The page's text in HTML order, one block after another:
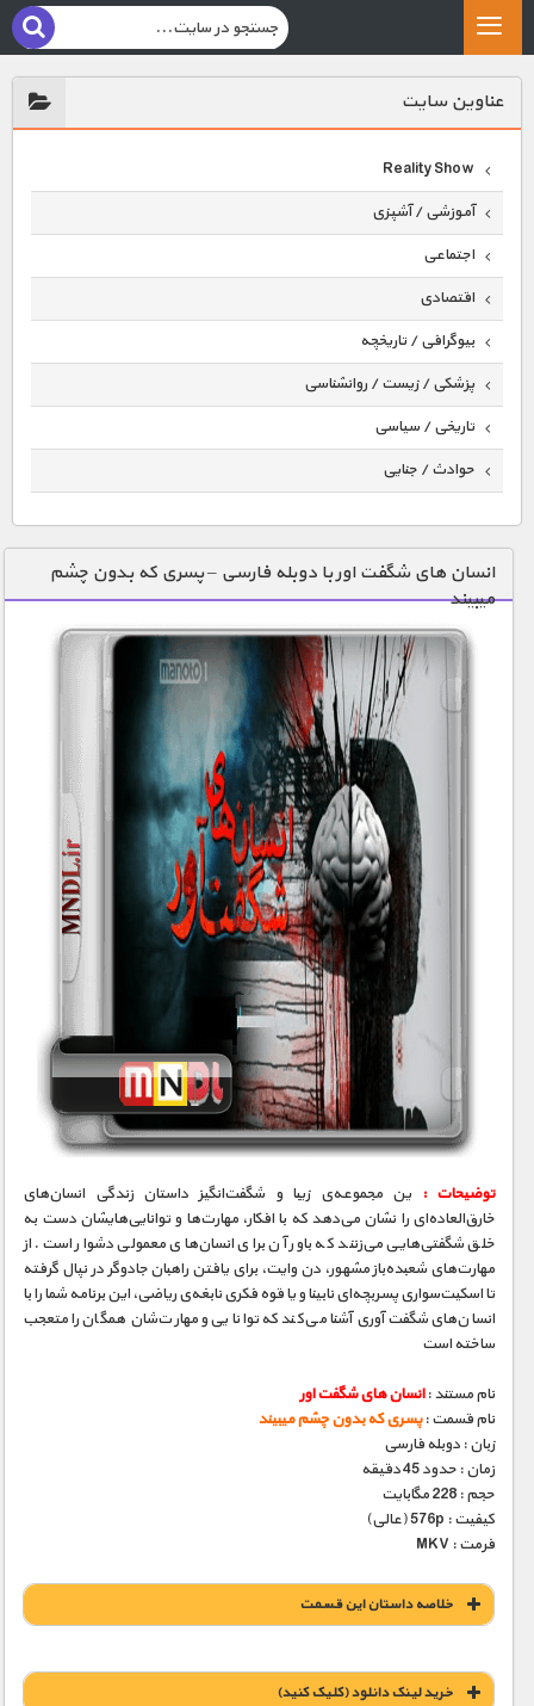
عناوين سايت
Reality Show
آموزشی / آشپزی
اجتماعی
اقتصادی
بیوگرافی / تاریخچه
پزشکی / زیست / روانشناسی
تاریخی / سیاسی
حوادث / جنایی
دنیای خوراکی ها
زمین شناسی / محیط زیست
سازه/ معماری/ مهندسی
سرگرمی
شناخت کودکان
علم و فناوری
فرهنگ / هنر
کیهان / نجوم
گردشگری
مسابقات / ورزشی
مستند های اختصاصی
انسان های شگفت اور با دوبله فارسی – پسری که بدون چشم
میبیند
توضیحات : ین مجموعه‌ی زیبا و شگفت‌انگیز داستان زندگی انسان‌های
خارق‌العاده‌ای را نشان می‌دهد که با افکار٬ مهارت‌ها و توانایی‌هایشان دست به
خلق شگفتی‌هایی می‌زنند که باور آن برای انسان‌های معمولی دشوار است. از
مهارت‌های شعبده‌باز مشهور٬ دن وایت٬ برای یافتن راهبان جادوگر در نپال گرفته
تا اسکیت‌سواری پسربچه‌ای نابینا و یا قوه فکری نابغه‌ی ریاضی٬ این برنامه شما را با
انسان‌های شگفت‌آوری آشنا می‌کند که توانایی‌ و مهارت‌شان همگان را متعجب
ساخته است
نام مستند :انسان های شگفت اور
نام قسمت :پسری که بدون چشم میبیند
زبان : دوبله فارسی
زمان : حدود 45 دقیقه
حجم : 228 مگابایت
کیفیت : 576p (عالی)
فرمت : MKV
خلاصه داستان این قسمت
خريد لينک دانلود (کليک کنيد)